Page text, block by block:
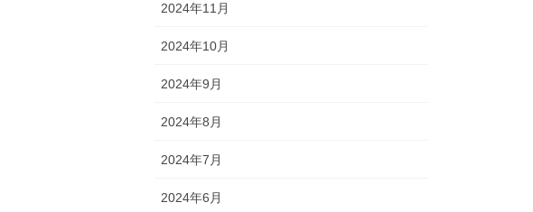
2024年11月
2024年10月
2024年9月
2024年8月
2024年7月
2024年6月